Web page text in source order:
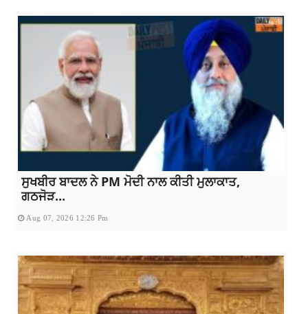
ਸੁਖਬੀਰ ਬਾਦਲ ਨੇ PM ਮੋਦੀ ਨਾਲ ਕੀਤੀ ਮੁਲਾਕਾਤ,
ਗਠਜੋੜ...
Aug 07, 2026 12:26 Pm